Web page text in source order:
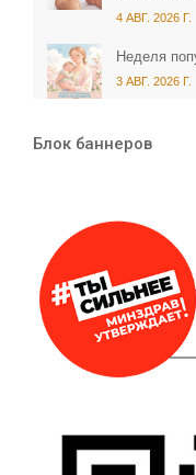
4 АВГ. 2026 Г.
Неделя
3 АВГ. 2026 Г.
Блок баннеров